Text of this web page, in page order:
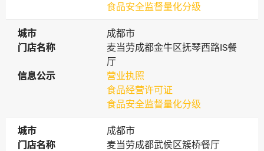
食品安全监督量化分级
城市
城市
成都市
门店名称
门店名称
麦当劳成都金牛区抚琴西路IS餐
厅
信息公示
信息公示
营业执照
食品经营许可证
食品安全监督量化分级
城市
城市
成都市
门店名称
门店名称
麦当劳成都武侯区簇桥餐厅